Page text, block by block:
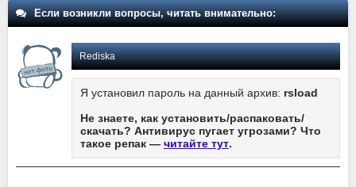
Если возникли вопросы, читать внимательно:
Rediska
Я установил пароль на данный архив: rsload
Не знаете, как установить/распаковать/
скачать? Антивирус пугает угрозами? Что
такое репак — читайте тут.